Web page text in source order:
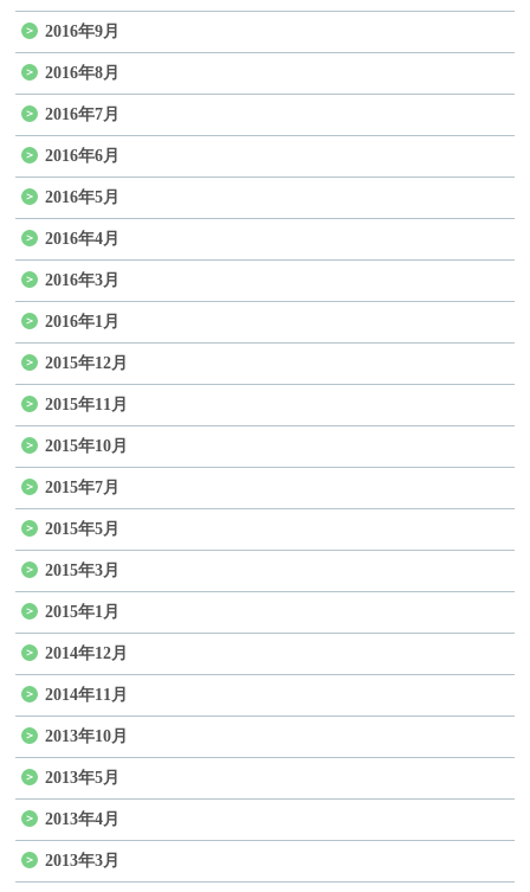
2016年9月
2016年8月
2016年7月
2016年6月
2016年5月
2016年4月
2016年3月
2016年1月
2015年12月
2015年11月
2015年10月
2015年7月
2015年5月
2015年3月
2015年1月
2014年12月
2014年11月
2013年10月
2013年5月
2013年4月
2013年3月